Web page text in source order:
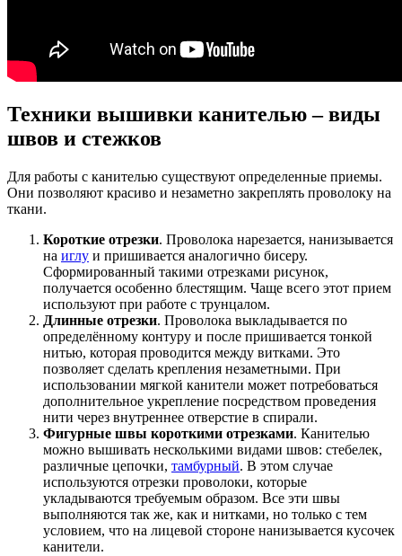
Техники вышивки канителью – виды
швов и стежков
Для работы с канителью существуют определенные приемы.
Они позволяют красиво и незаметно закреплять проволоку на
ткани.
Короткие отрезки. Проволока нарезается, нанизывается
на иглу и пришивается аналогично бисеру.
Сформированный такими отрезками рисунок,
получается особенно блестящим. Чаще всего этот прием
используют при работе с трунцалом.
Длинные отрезки. Проволока выкладывается по
определённому контуру и после пришивается тонкой
нитью, которая проводится между витками. Это
позволяет сделать крепления незаметными. При
использовании мягкой канители может потребоваться
дополнительное укрепление посредством проведения
нити через внутреннее отверстие в спирали.
Фигурные швы короткими отрезками. Канителью
можно вышивать несколькими видами швов: стебелек,
различные цепочки, тамбурный. В этом случае
используются отрезки проволоки, которые
укладываются требуемым образом. Все эти швы
выполняются так же, как и нитками, но только с тем
условием, что на лицевой стороне нанизывается кусочек
канители.